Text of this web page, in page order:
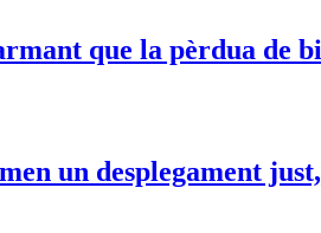
que la pèrdua de
un desplegament